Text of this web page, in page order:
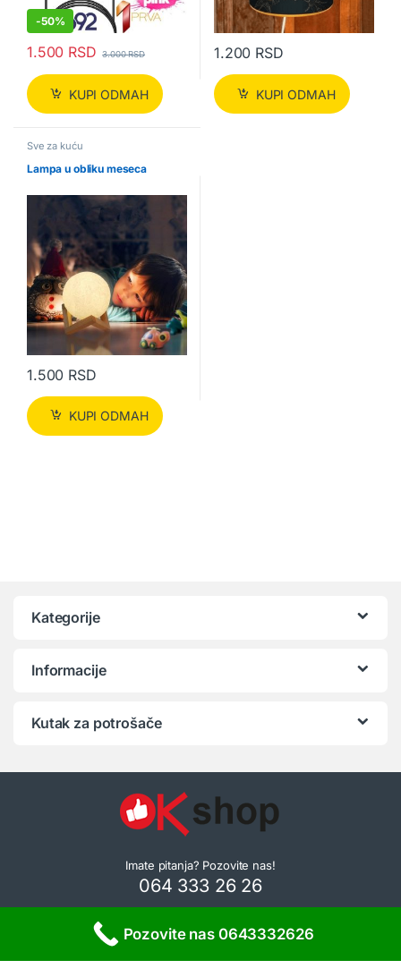
-50%
1.500 RSD 3.000RSD
KUPI ODMAH
1.200 RSD
KUPI ODMAH
Sve za kuću
Lampa u obliku meseca
1.500 RSD
KUPI ODMAH
Kategorije
Informacije
Kutak za potrošače
Imate pitanja? Pozovite nas!
064 333 26 26
Pozovite nas 0643332626